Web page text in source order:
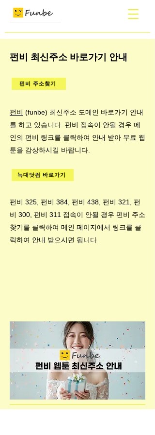
펀비 최신주소 바로가기 안내
펀비 주소찾기
​펀비 (funbe) 최신주소 도메인 바로가기 안내
를 하고 있습니다. 펀비 접속이 안될 경우 메
인의 펀비 링크를 클릭하여 안내 받아 무료 웹
툰을 감상하시길 바랍니다.
늑대닷컴 바로가기
펀비 325, 펀비 384, 펀비 438, 펀비 321, 펀
비 300, 펀비 311 접속이 안될 경우 펀비 주소
찾기를 클릭하여 메인 페이지에서 링크를 클
릭하여 안내 받으시면 됩니다.